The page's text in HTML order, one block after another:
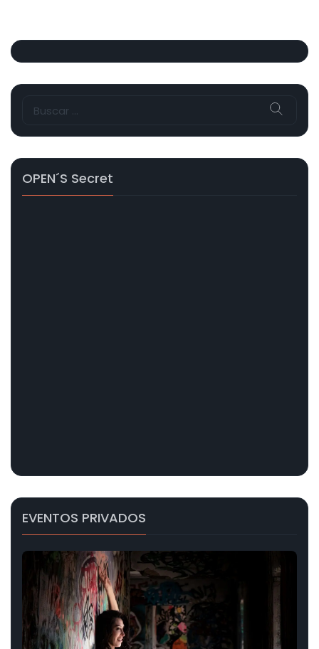
OPEN´s Secret
EVENTOS PRIVADOS